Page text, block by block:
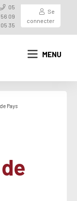
05
56 09
05 35
Se
connecter
MENU
Pays